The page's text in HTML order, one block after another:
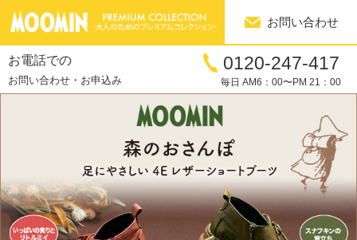
お問い合わせ
お電話での
お問い合わせ・お申込み
0120-247-417
毎日 AM6：00〜PM 21：00